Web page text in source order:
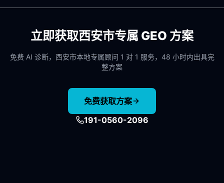
立即获取西安市专属 GEO 方案
免费 AI 诊断， 西安市本地专属顾问 1 对 1 服务，48 小时内出具完
整方案
免费获取方案
191-0560-2096